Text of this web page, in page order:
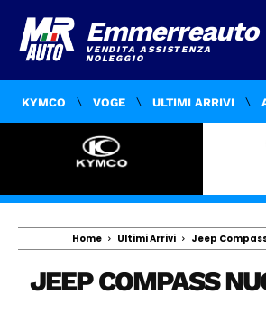
Emmerreauto
VENDITA ASSISTENZA
NOLEGGIO
KYMCO VOGE ULTIMI ARRIVI
Home Ultimi Arrivi Jeep
JEEP COMPASS